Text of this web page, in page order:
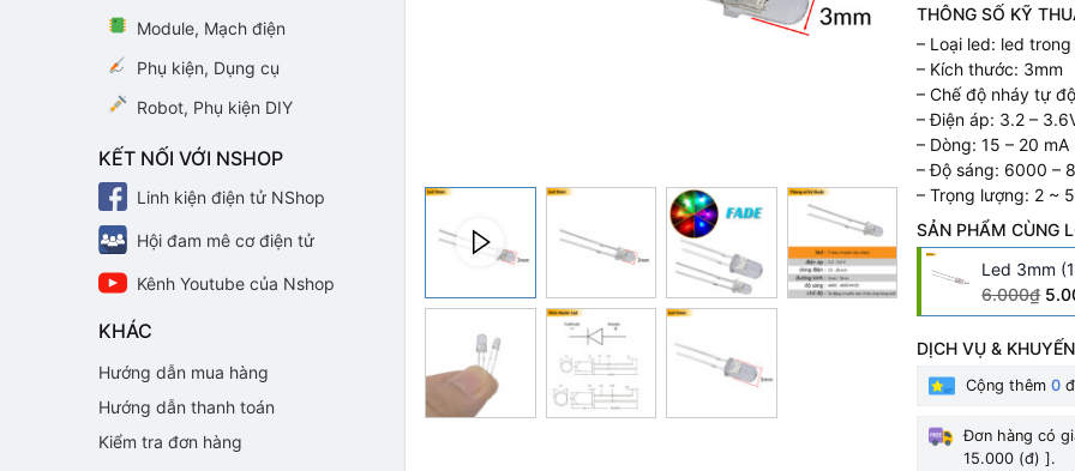
THÔNG SỐ KỸ
– Loại led: led
– Kích thước: 3mm
– Chế độ nháy tự
– Điện áp: 3.2 –
– Dòng: 15 – 20 mA
– Độ sáng: 6000 –
– Trọng lượng: 2 ~
SẢN PHẨM CÙNG
Led 3mm
6.000₫
DỊCH VỤ &
Cộng thêm0
Đơn hàng có
15.000 (đ) ].
Module, Mạch điện
Phụ kiện, Dụng cụ
Robot, Phụ kiện DIY
KẾT NỐI VỚI NSHOP
Linh kiện điện tử NShop
Hội đam mê cơ điện tử
Kênh Youtube của Nshop
KHÁC
Hướng dẫn mua hàng
Hướng dẫn thanh toán
Kiểm tra đơn hàng